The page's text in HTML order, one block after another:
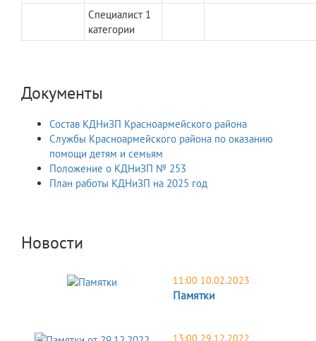
Специалист 1
категории
Документы
Состав КДНиЗП Красноармейского района
Службы Красноармейского района по оказанию
помощи детям и семьям
Положение о КДНиЗП № 253
План работы КДНиЗП на 2025 год
Новости
11:00 10.02.2023
Памятки
13:00 29.12.2022